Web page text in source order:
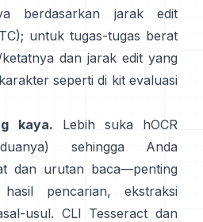
berdasarkan jarak edit
); untuk tugas-tugas berat
dan jarak edit yang
seperti di kit evaluasi
kaya. Lebih suka
hOCR
sehingga Anda
dan urutan baca—penting
pencarian, ekstraksi
usul. CLI Tesseract dan